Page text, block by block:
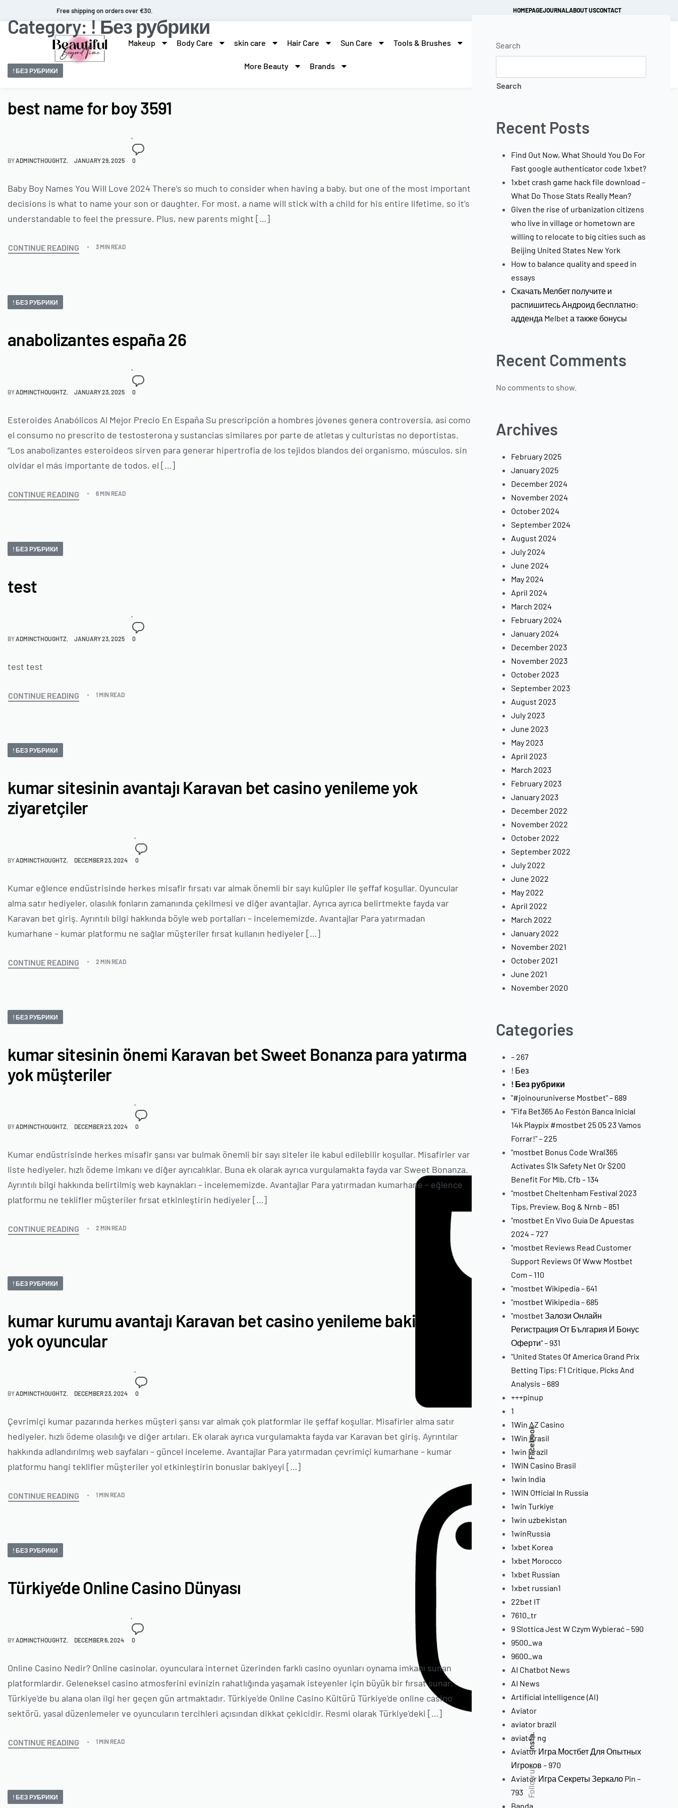
Fast and extended returns. HOMEPAGEJOURNALABOUT USCONTACT
Makeup Body Care skin care Hair Care Sun Care Tools & Brushes
More Beauty Brands
Category:! Без рубрики
! БЕЗ РУБРИКИ
best name for boy 3591
BYADMINCTHOUGHTZ JANUARY 29, 2025 0
Baby Boy Names You Will Love 2024 There’s so much to consider when having a baby, but one of the most important
decisions is what to name your son or daughter. For most, a name will stick with a child for his entire lifetime, so it’s
understandable to feel the pressure. Plus, new parents might […]
CONTINUE READING 3 MIN READ
! БЕЗ РУБРИКИ
anabolizantes españa 26
BY ADMINCTHOUGHTZ JANUARY 23, 2025 0
Esteroides Anabólicos Al Mejor Precio En España Su prescripción a hombres jóvenes genera controversia, así como
el consumo no prescrito de testosterona y sustancias similares por parte de atletas y culturistas no deportistas.
“Los anabolizantes esteroideos sirven para generar hipertrofia de los tejidos blandos del organismo, músculos, sin
olvidar el más importante de todos, el […]
CONTINUE READING 6 MIN READ
! БЕЗ РУБРИКИ
test
BY ADMINCTHOUGHTZ JANUARY 23, 2025 0
test test
CONTINUE READING 1 MIN READ
! БЕЗ РУБРИКИ
kumar sitesinin avantajı Karavan bet casino yenileme yok
ziyaretçiler
BY ADMINCTHOUGHTZ DECEMBER 23, 2024 0
Kumar eğlence endüstrisinde herkes misafir fırsatı var almak önemli bir sayı kulüpler ile şeffaf koşullar. Oyuncular
alma satır hediyeler, olasılık fonların zamanında çekilmesi ve diğer avantajlar. Ayrıca ayrıca belirtmekte fayda var
Karavan bet giriş. Ayrıntılı bilgi hakkında böyle web portalları – incelememizde. Avantajlar Para yatırmadan
kumarhane – kumar platformu ne sağlar müşteriler fırsat kullanın hediyeler […]
CONTINUE READING 2 MIN READ
! БЕЗ РУБРИКИ
kumar sitesinin önemi Karavan bet Sweet Bonanza para yatırma
yok müşteriler
BYADMINCTHOUGHTZ DECEMBER 23, 2024 0
Kumar endüstrisinde herkes misafir şansı var bulmak önemli bir sayı siteler ile kabul edilebilir koşullar. Misafirler var
liste hediyeler, hızlı ödeme imkanı ve diğer ayrıcalıklar. Buna ek olarak ayrıca vurgulamakta fayda var Sweet Bonanza.
Ayrıntılı bilgi hakkında belirtilmiş web kaynakları – incelememizde. Avantajlar Para yatırmadan kumarhane – eğlence
platformu ne teklifler müşteriler fırsat etkinleştirin hediyeler […]
CONTINUE READING 2 MIN READ
! БЕЗ РУБРИКИ
kumar kurumu avantajı Karavan bet casino yenileme bakiyesi
yok oyuncular
BYADMINCTHOUGHTZ DECEMBER 23, 2024 0
Çevrimiçi kumar pazarında herkes müşteri şansı var almak çok platformlar ile şeffaf koşullar. Misafirler alma satır
hediyeler, hızlı ödeme olasılığı ve diğer artıları. Ek olarak ayrıca vurgulamakta fayda var Karavan bet giriş. Ayrıntılar
hakkında adlandırılmış web sayfaları – güncel inceleme. Avantajlar Para yatırmadan çevrimiçi kumarhane – kumar
platformu hangi teklifler müşteriler yol etkinleştirin bonuslar bakiyeyi […]
CONTINUE READING 1 MIN READ
! БЕЗ РУБРИКИ
Türkiye’de Online Casino Dünyası
BYADMINCTHOUGHTZ DECEMBER 6, 2024 0
Online Casino Nedir? Online casinolar, oyunculara internet üzerinden farklı casino oyunları oynama imkanı sunan
platformlardır. Geleneksel casino atmosferini evinizin rahatlığında yaşamak isteyenler için büyük bir fırsat sunar.
Türkiye'de bu alana olan ilgi her geçen gün artmaktadır. Türkiye'de Online Casino Kültürü Türkiye'de online casino
sektörü, yasal düzenlemeler ve oyuncuların tercihleri açısından dikkat çekicidir. Resmi olarak Türkiye'deki […]
CONTINUE READING 1 MIN READ
! БЕЗ РУБРИКИ
Search
Search
Recent Posts
Find Out Now, What Should You Do For
Fast google authenticator code 1xbet?
1xbet crash game hack file download –
What Do Those Stats Really Mean?
Given the rise of urbanization citizens
who live in village or hometown are
willing to relocate to big cities such as
Beijing United States New York
How to balance quality and speed in
essays
Скачать Мелбет получите и
распишитесь Андроид бесплатно:
адденда Melbet а также бонусы
Recent Comments
No comments to show.
Archives
February 2025
January 2025
December 2024
November 2024
October 2024
September 2024
August 2024
July 2024
June 2024
May 2024
April 2024
March 2024
February 2024
January 2024
December 2023
November 2023
October 2023
September 2023
August 2023
July 2023
June 2023
May 2023
April 2023
March 2023
February 2023
January 2023
December 2022
November 2022
October 2022
September 2022
July 2022
June 2022
May 2022
April 2022
March 2022
January 2022
November 2021
October 2021
June 2021
November 2020
Categories
– 267
! Без
! Без рубрики
"#joinouruniverse Mostbet" – 689
"Fifa Bet365 Ao Festón Banca Inicial
14k Playpix #mostbet 25 05 23 Vamos
Forrar!" – 225
"mostbet Bonus Code Wral365
Activates $1k Safety Net Or $200
Benefit For Mlb, Cfb – 134
"mostbet Cheltenham Festival 2023
Tips, Preview, Bog & Nrnb – 851
"mostbet En Vivo Guía De Apuestas
2024 – 727
"mostbet Reviews Read Customer
Support Reviews Of Www Mostbet
Com – 110
"mostbet Wikipedia – 641
"mostbet Wikipedia – 685
"mostbet Залози Онлайн
Регистрация От България И Бонус
Оферти" – 931
"United States Of America Grand Prix
Betting Tips: F1 Critique, Picks And
Analysis – 689
+++pinup
1
1Win AZ Casino
1Win Brasil
1win Brazil
1WIN Casino Brasil
1win India
1WIN Official In Russia
1win Turkiye
1win uzbekistan
1winRussia
1xbet Korea
1xbet Morocco
1xbet Russian
1xbet russian1
22bet IT
7610_tr
9 Slottica Jest W Czym Wybierać – 590
9500_wa
9600_wa
AI Chatbot News
AI News
Artificial intelligence (AI)
Aviator
aviator brazil
aviator ng
Aviator Игра Мостбет Для Опытных
Игроков – 970
Aviator Игра Секреты Зеркало Pin –
793
Banda
Follow us
Insta.
Facebook